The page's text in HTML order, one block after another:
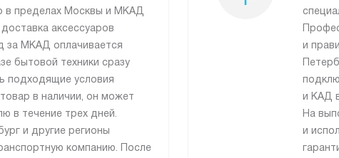
в пределах Москвы и МКАД
аксессуаров
за МКАД оплачивается
бытовой техники сразу
подходящие условия
в наличии, он может
в течение трех дней.
и другие регионы
компанию. После
и
и КАД
На
и